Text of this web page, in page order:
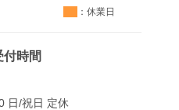
：休業日
付時間
日/祝日 定休